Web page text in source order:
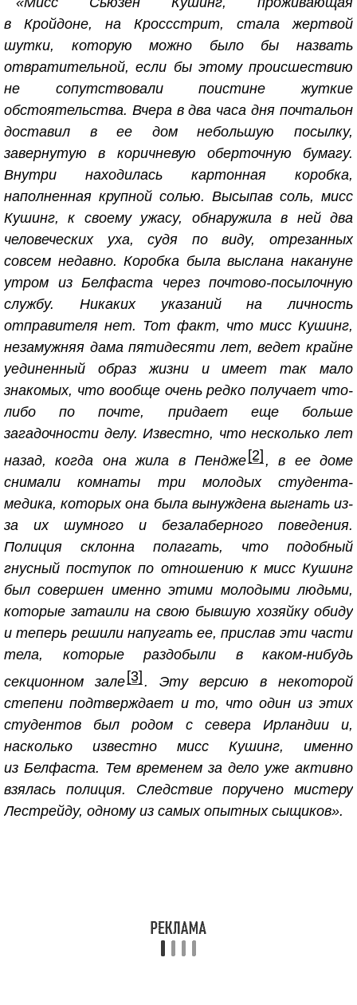
в Кройдоне, на Кроссстрит, стала жертвой
шутки, которую можно было бы назвать
отвратительной, если бы этому происшествию
не сопутствовали поистине жуткие
обстоятельства. Вчера в два часа дня почтальон
доставил в ее дом небольшую посылку,
завернутую в коричневую оберточную бумагу.
Внутри находилась картонная коробка,
наполненная крупной солью. Высыпав соль, мисс
Кушинг, к своему ужасу, обнаружила в ней два
человеческих уха, судя по виду, отрезанных
совсем недавно. Коробка была выслана накануне
утром из Белфаста через почтово-посылочную
службу. Никаких указаний на личность
отправителя нет. Тот факт, что мисс Кушинг,
незамужняя дама пятидесяти лет, ведет крайне
уединенный образ жизни и имеет так мало
знакомых, что вообще очень редко получает что-
либо по почте, придает еще больше
загадочности делу. Известно, что несколько лет
назад, когда она жила в Пендже [2] , в ее доме
снимали комнаты три молодых студента-
медика, которых она была вынуждена выгнать из-
за их шумного и безалаберного поведения.
Полиция склонна полагать, что подобный
гнусный поступок по отношению к мисс Кушинг
был совершен именно этими молодыми людьми,
которые затаили на свою бывшую хозяйку обиду
и теперь решили напугать ее, прислав эти части
тела, которые раздобыли в каком-нибудь
секционном зале [3] . Эту версию в некоторой
степени подтверждает и то, что один из этих
студентов был родом с севера Ирландии и,
насколько известно мисс Кушинг, именно
из Белфаста. Тем временем за дело уже активно
взялась полиция. Следствие поручено мистеру
Лестрейду, одному из самых опытных сыщиков».